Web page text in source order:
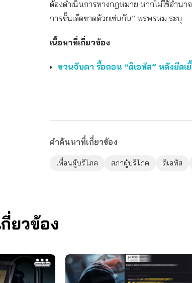
ต้องดำเนินการทางกฎหมาย หากไม่ใช้อำน
การขั้นเด็ดขาดด้วยเช่นกัน” พรพรหม ระบุ
เนื้อหาที่เกี่ยวข้อง
ชวนจับตา รื้อถอน “ดิเอทัส” หลังยืดเยื้
คำค้นหาที่เกี่ยวข้อง
เพื่อนผู้บริโภค สภาผู้บริโภค ดิเอทัส
ยวข้อง